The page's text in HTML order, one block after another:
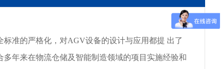
准的严格化，对AGV设备的设计与应用都提 出了
年来在物流仓储及智能制造领域的项目实施经验和